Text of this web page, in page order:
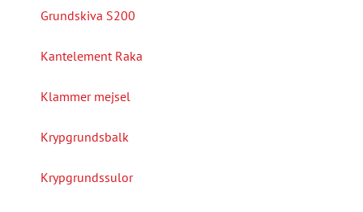
Grundskiva S200
Kantelement Raka
Klammer mejsel
Krypgrundsbalk
Krypgrundssulor